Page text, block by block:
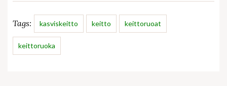
Tags: kasviskeitto keitto keittoruoat
keittoruoka